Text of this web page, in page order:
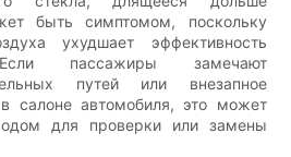
быть симптомом, поскольку
ухудшает эффективность
пассажиры замечают
путей или внезапное
салоне автомобиля, это может
для проверки или замены